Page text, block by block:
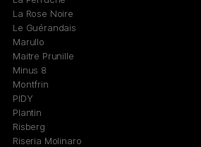
La Rose Noire
Le Guérandais
Marullo
Maitre Prunille
Minus 8
Montfrin
PIDY
Plantin
Risberg
Riseria Molinaro